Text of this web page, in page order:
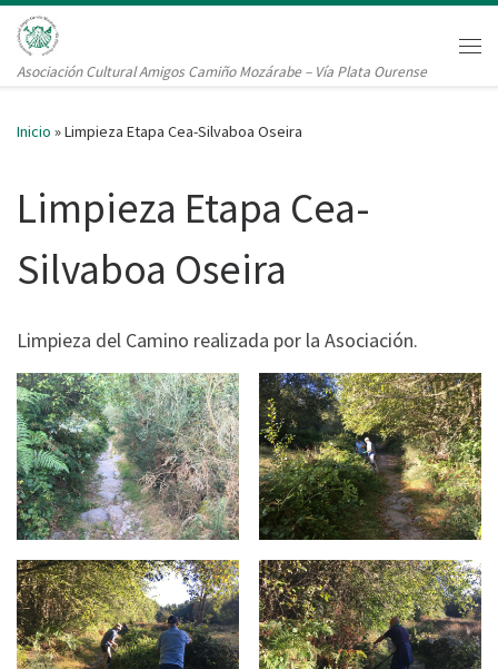
Saltar al contenido
Asociación Cultural Amigos Camiño Mozárabe – Vía Plata Ourense
Inicio »Limpieza Etapa Cea-Silvaboa Oseira
Limpieza Etapa Cea-
Silvaboa Oseira
Limpieza del Camino realizada por la Asociación.